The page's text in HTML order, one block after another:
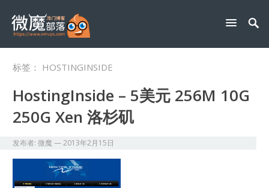
标签： HOSTINGINSIDE
HostingInside – 5美元 256M 10G
250G Xen 洛杉矶
发布者:微魔—2013年2月15日